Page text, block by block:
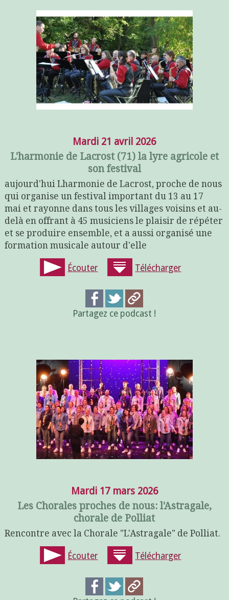
Mardi 21 avril 2026
L'harmonie de Lacrost (71) la lyre agricole et
son festival
aujourd'hui Lharmonie de Lacrost, proche de nous
qui organise un festival important du 13 au 17
mai et rayonne dans tous les villages voisins et au-
delà en offrant à 45 musiciens le plaisir de répéter
et se produire ensemble, et a aussi organisé une
formation musicale autour d'elle
Écouter Télécharger
Partagez ce podcast !
Mardi 17 mars 2026
Les Chorales proches de nous: l'Astragale,
chorale de Polliat
Rencontre avec la Chorale "L'Astragale" de Polliat.
Écouter Télécharger